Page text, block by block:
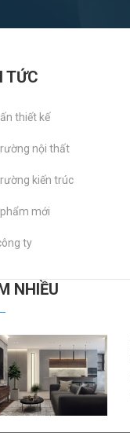
TỨC
thiết kế
nội thất
kiến trúc
mới
ty
NHIỀU